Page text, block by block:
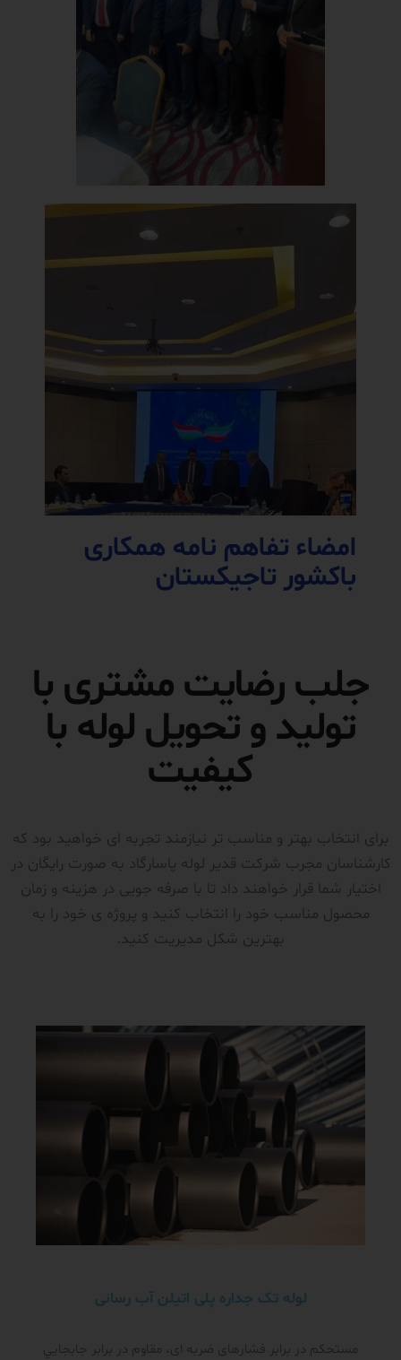
امضاء تفاهم نامه همکاری
باکشور تاجیکستان
جلب رضایت مشتری با
تولید و تحویل لوله با
کیفیت
برای انتخاب بهتر و مناسب تر نیازمند تجربه ای خواهید بود که
کارشناسان مجرب شرکت قدیر لوله پاسارگاد به صورت رایگان در
اختیار شما قرار خواهند داد تا با صرفه جویی در هزینه و زمان
محصول مناسب خود را انتخاب کنید و پروژه ی خود را به
بهترین شکل مدیریت کنید.
لوله تک جداره پلی اتیلن آب رسانی
مستحکم در برابر فشار‌های ضربه ای، مقاوم در برابر جابجايي